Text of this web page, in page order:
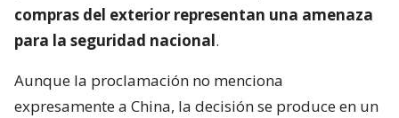
compras del exterior representan una amenaza
para la seguridad nacional.
Aunque la proclamación no menciona
expresamente a China, la decisión se produce en un